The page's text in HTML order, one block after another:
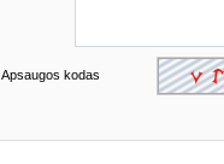
Apsaugos kodas